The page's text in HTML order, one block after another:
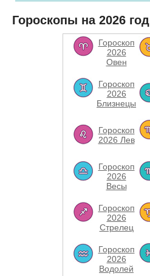
Гороскопы на 2026 год
Гороскоп
2026
Овен
Гороскоп
2026
Близнецы
Гороскоп
2026 Лев
Гороскоп
2026
Весы
Гороскоп
2026
Стрелец
Гороскоп
2026
Водолей